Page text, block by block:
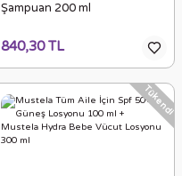
Şampuan 200 ml
840,30 TL
Tükendi